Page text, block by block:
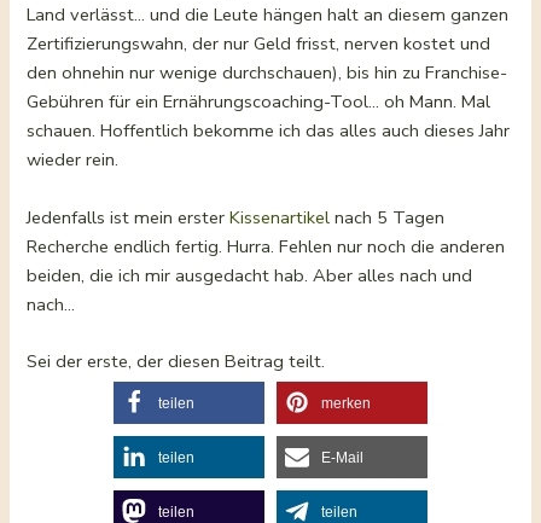
Land verlässt… und die Leute hängen halt an diesem ganzen
Zertifizierungswahn, der nur Geld frisst, nerven kostet und
den ohnehin nur wenige durchschauen), bis hin zu Franchise-
Gebühren für ein Ernährungscoaching-Tool… oh Mann. Mal
schauen. Hoffentlich bekomme ich das alles auch dieses Jahr
wieder rein.
Jedenfalls ist mein ersterKissenartikel nach 5 Tagen
Recherche endlich fertig. Hurra. Fehlen nur noch die anderen
beiden, die ich mir ausgedacht hab. Aber alles nach und
nach…
Sei der erste, der diesen Beitrag teilt.
teilen merken
teilen E-Mail
teilen teilen